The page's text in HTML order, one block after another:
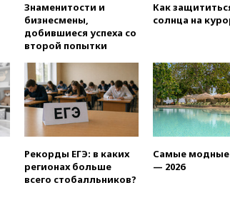
вчера, 19:35
республиканцев
Вэнса на выборах 2028
вчера, 19:20Число
в РФ превысило
2022 года
аэропорт Геленджика
возобновили работу
Знаменитости и
бизнесмены,
добившиеся успеха со
второй попытки
Как
солнца на
Рекорды ЕГЭ: в каких
регионах больше
всего стобалльников?
Самые
— 2026